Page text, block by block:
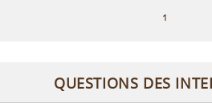
1
QUESTIONS DES